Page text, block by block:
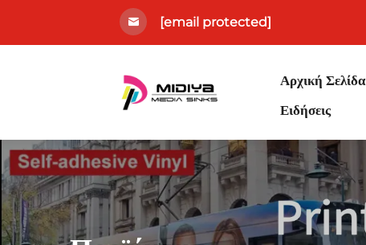
[email protected]
Αρχική Σελίδα
Ειδήσεις